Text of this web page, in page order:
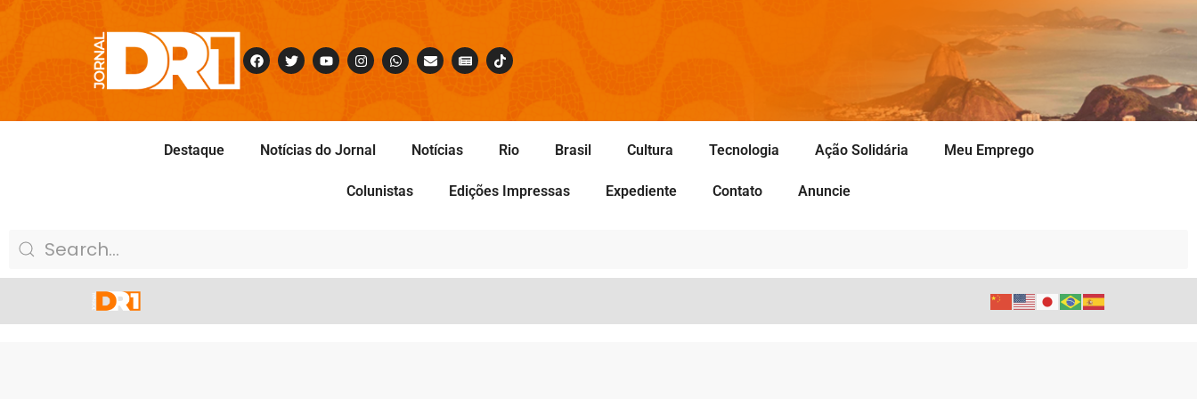
Destaque Notícias do Jornal Notícias Rio Brasil Cultura Tecnologia Ação Solidária Meu Emprego
Colunistas Edições Impressas Expediente Contato Anuncie